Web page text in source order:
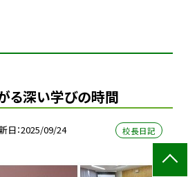
る深い学びの時間
日 2025/09/24 校長日記